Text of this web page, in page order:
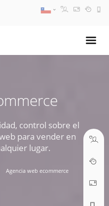
control sobre el
para vender en
lugar.
Agencia web ecommerce
PM
ABRIR TICKET